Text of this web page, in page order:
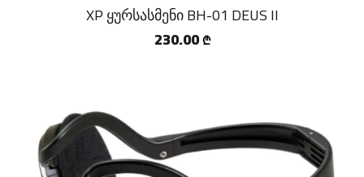
XP ყურსასმენი BH-01 DEUS II
230.00 ₾